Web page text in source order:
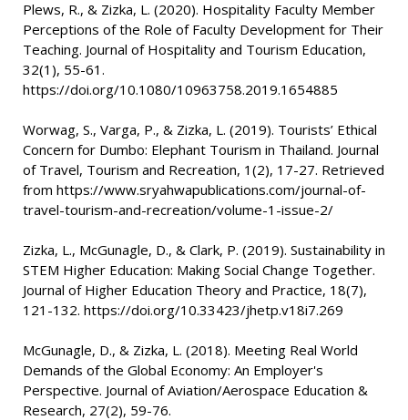
Plews, R., & Zizka, L. (2020). Hospitality Faculty Member
Perceptions of the Role of Faculty Development for Their
Teaching. Journal of Hospitality and Tourism Education,
32(1), 55-61.
https://doi.org/10.1080/10963758.2019.1654885
Worwag, S., Varga, P., & Zizka, L. (2019). Tourists’ Ethical
Concern for Dumbo: Elephant Tourism in Thailand. Journal
of Travel, Tourism and Recreation, 1(2), 17-27. Retrieved
from https://www.sryahwapublications.com/journal-of-
travel-tourism-and-recreation/volume-1-issue-2/
Zizka, L., McGunagle, D., & Clark, P. (2019). Sustainability in
STEM Higher Education: Making Social Change Together.
Journal of Higher Education Theory and Practice, 18(7),
121-132. https://doi.org/10.33423/jhetp.v18i7.269
McGunagle, D., & Zizka, L. (2018). Meeting Real World
Demands of the Global Economy: An Employer's
Perspective. Journal of Aviation/Aerospace Education &
Research, 27(2), 59-76.